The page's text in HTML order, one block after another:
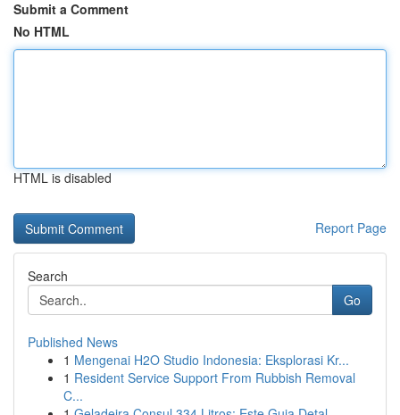
Submit a Comment
No HTML
HTML is disabled
Report Page
Search
Go
Published News
1 Mengenai H2O Studio Indonesia: Eksplorasi Kr...
1 Resident Service Support From Rubbish Removal
C...